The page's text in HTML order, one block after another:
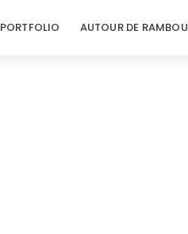
PORTFOLIO AUTOUR DE